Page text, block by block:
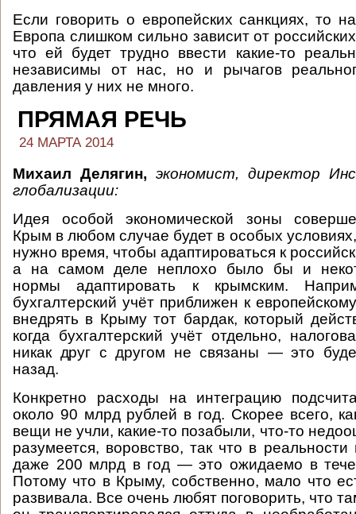
Если говорить о европейских санкциях, то
Европа слишком сильно зависит от российских
что ей будет трудно ввести какие-то
независимы от нас, но и рычагов
давления у них не много.
ПРЯМАЯ РЕЧЬ
24 МАРТА 2014
Михаил Делягин, экономист, директор
глобализации:
Идея особой экономической зоны
Крым в любом случае будет в особых
нужно время, чтобы адаптироваться к
а на самом деле неплохо было бы и
нормы адаптировать к крымским.
бухгалтерский учёт приближен к
внедрять в Крыму тот бардак, который
когда бухгалтерский учёт отдельно,
никак друг с другом не связаны — это
назад.
Конкретно расходы на интеграцию
около 90 млрд рублей в год. Скорее всего,
вещи не учли, какие-то позабыли, что-то
разумеется, воровство, так что в
даже 200 млрд в год — это ожидаемо в
Потому что в Крыму, собственно, мало что
развивала. Все очень любят поговорить, что